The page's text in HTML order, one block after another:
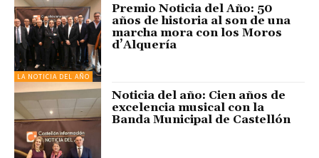
LA NOTICIA DEL AÑO
Premio Noticia del Año: 50
años de historia al son de una
marcha mora con los Moros
d’Alquería
Noticia del año: Cien años de
excelencia musical con la
Banda Municipal de Castellón